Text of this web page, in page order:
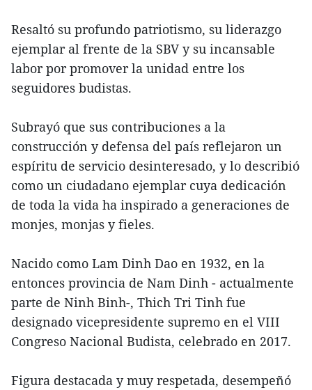
Resaltó su profundo patriotismo, su liderazgo
ejemplar al frente de la SBV y su incansable
labor por promover la unidad entre los
seguidores budistas.
Subrayó que sus contribuciones a la
construcción y defensa del país reflejaron un
espíritu de servicio desinteresado, y lo describió
como un ciudadano ejemplar cuya dedicación
de toda la vida ha inspirado a generaciones de
monjes, monjas y fieles.
Nacido como Lam Dinh Dao en 1932, en la
entonces provincia de Nam Dinh - actualmente
parte de Ninh Binh-, Thich Tri Tinh fue
designado vicepresidente supremo en el VIII
Congreso Nacional Budista, celebrado en 2017.
Figura destacada y muy respetada, desempeñó